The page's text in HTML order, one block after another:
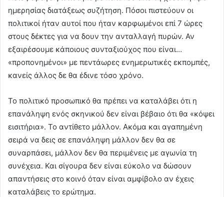
ημερησίας διατάξεως συζήτηση. Πόσοι πιστεύουν οι
πολιτικοί ήταν αυτοί που ήταν καρφωμένοι επί 7 ώρες
στους δέκτες για να δουν την ανταλλαγή πυρών. Αν
εξαιρέσουμε κάποιους συνταξιούχος που είναι…
«προπονημένοι» με πεντάωρες ενημερωτικές εκπομπές,
κανείς άλλος δε θα έδινε τόσο χρόνο.
Το πολιτικό προσωπικό θα πρέπει να καταλάβει ότι η
επανάληψη ενός σκηνικού δεν είναι βέβαιο ότι θα «κόψει
εισιτήρια». Το αντίθετο μάλλον. Ακόμα και αγαπημένη
σειρά να δεις σε επανάληψη μάλλον δεν θα σε
συναρπάσει, μάλλον δεν θα περιμένεις με αγωνία τη
συνέχεια. Και σίγουρα δεν είναι εύκολο να δώσουν
απαντήσεις στο κοινό όταν είναι αμφίβολο αν έχεις
καταλάβεις το ερώτημα.